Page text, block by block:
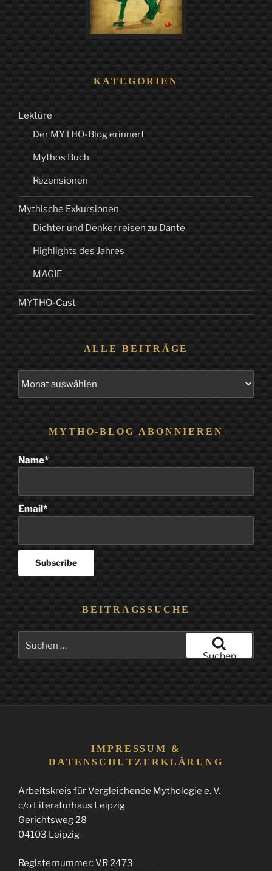
KATEGORIEN
Lektüre
Der MYTHO-Blog erinnert
Mythos Buch
Rezensionen
Mythische Exkursionen
Dichter und Denker reisen zu Dante
Highlights des Jahres
MAGIE
MYTHO-Cast
ALLE BEITRÄGE
MYTHO-BLOG ABONNIEREN
Name*
Email*
BEITRAGSSUCHE
nach:
Suchen
IMPRESSUM &
DATENSCHUTZERKLÄRUNG
Arbeitskreis für Vergleichende Mythologie e. V.
c/o Literaturhaus Leipzig
Gerichtsweg 28
04103 Leipzig
Registernummer: VR 2473